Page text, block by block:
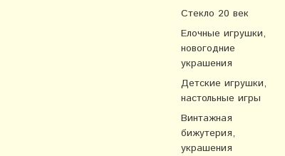
Стекло 20 век
Елочные игрушки,
новогодние
украшения
Детские игрушки,
настольные игры
Винтажная
бижутерия,
украшения